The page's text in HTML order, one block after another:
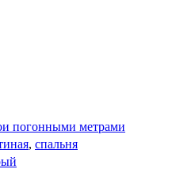
погонными метрами
, спальня